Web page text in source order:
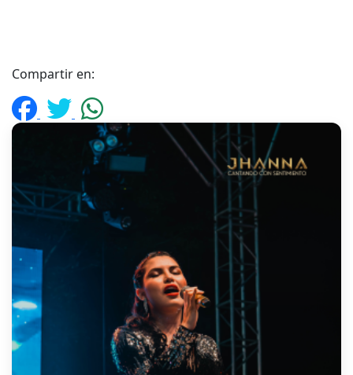
Compartir en: